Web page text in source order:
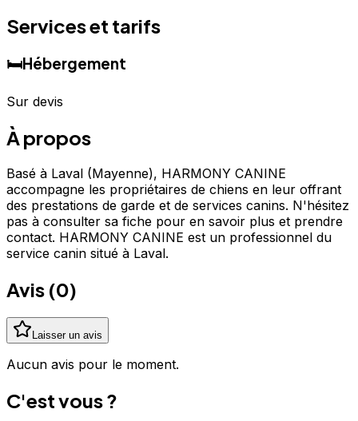
Services et tarifs
🛏️Hébergement
Sur devis
À propos
Basé à Laval (Mayenne), HARMONY CANINE
accompagne les propriétaires de chiens en leur offrant
des prestations de garde et de services canins. N'hésitez
pas à consulter sa fiche pour en savoir plus et prendre
contact. HARMONY CANINE est un professionnel du
service canin situé à Laval.
Avis (0)
Laisser un avis
Aucun avis pour le moment.
C'est vous ?